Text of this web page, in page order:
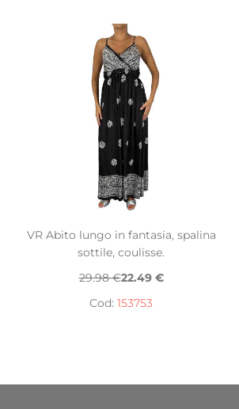
VR Abito lungo in fantasia, spalina
sottile, coulisse.
29.98 €22.49 €
Cod: 153753